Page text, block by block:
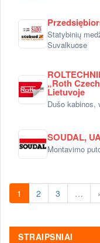
Statybinių
Suvalkuose
„Roth
Lietuvoje
Dušo kabinos,
SOUDAL,
Montavimo
1 2 3 … ›
STRAIPSNIAI